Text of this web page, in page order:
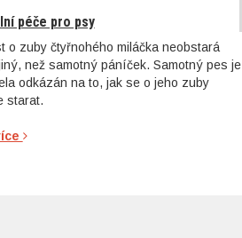
péče pro psy
o zuby čtyřnohého miláčka neobstará
než samotný páníček. Samotný pes je
odkázán na to, jak se o jeho zuby
starat.